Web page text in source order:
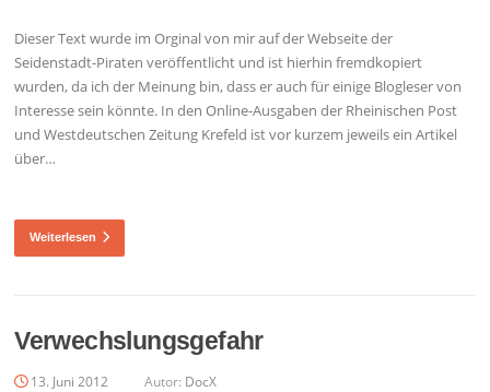
Dieser Text wurde im Orginal von mir auf der Webseite der
Seidenstadt-Piraten veröffentlicht und ist hierhin fremdkopiert
wurden, da ich der Meinung bin, dass er auch für einige Blogleser von
Interesse sein könnte. In den Online-Ausgaben der Rheinischen Post
und Westdeutschen Zeitung Krefeld ist vor kurzem jeweils ein Artikel
über…
Weiterlesen
Verwechslungsgefahr
13. Juni 2012 Autor: DocX